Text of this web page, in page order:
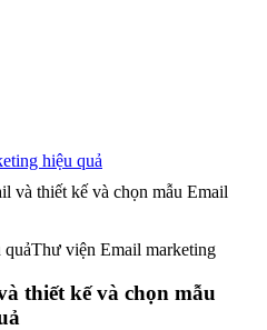
hiệu quả
và thiết kế và chọn mẫu Email
quảThư viện Email marketing
thiết kế và chọn mẫu